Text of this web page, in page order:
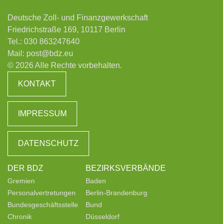
Deutsche Zoll- und Finanzgewerkschaft
Friedrichstraße 169, 10117 Berlin
Tel.: 030 863247640
Mail: post@bdz.eu
© 2026 Alle Rechte vorbehalten.
KONTAKT
IMPRESSUM
DATENSCHUTZ
DER BDZ
Gremien
Personalvertretungen
Bundesgeschäftsstelle
Chronik
BEZIRKSVERBÄNDE
Baden
Berlin-Brandenburg
Bund
Düsseldorf